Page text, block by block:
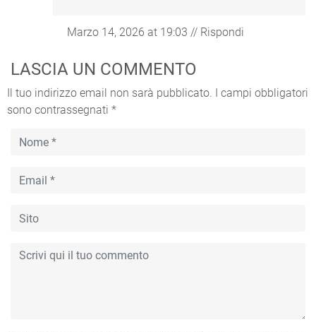
Marzo 14, 2026 at 19:03 // Rispondi
LASCIA UN COMMENTO
Il tuo indirizzo email non sarà pubblicato.
I campi obbligatori
sono contrassegnati *